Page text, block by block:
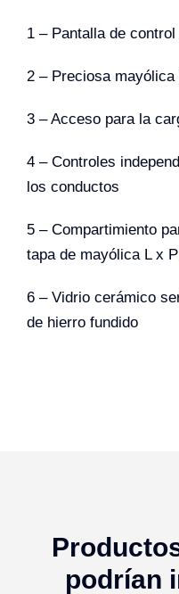
1 – Pantalla de
2 – Preciosa mayólica
3 – Acceso para la
4 – Controles
los conductos
5 – Compartimiento
tapa de mayólica L x
6 – Vidrio cerámico
de hierro fundido
podrían